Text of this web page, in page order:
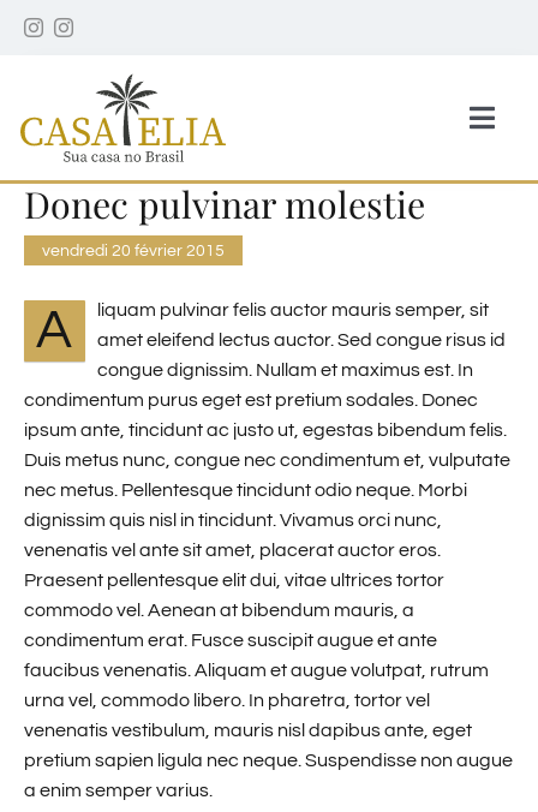
Accueil
La Maison
Les chambres
Autour de la Casa Elia
Infos pratiques
Blog
Contact
Donec pulvinar molestie
vendredi 20 février 2015
A
liquam pulvinar felis auctor mauris semper, sit
amet eleifend lectus auctor. Sed congue risus id
congue dignissim. Nullam et maximus est. In
condimentum purus eget est pretium sodales. Donec
ipsum ante, tincidunt ac justo ut, egestas bibendum felis.
Duis metus nunc, congue nec condimentum et, vulputate
nec metus. Pellentesque tincidunt odio neque. Morbi
dignissim quis nisl in tincidunt. Vivamus orci nunc,
venenatis vel ante sit amet, placerat auctor eros.
Praesent pellentesque elit dui, vitae ultrices tortor
commodo vel. Aenean at bibendum mauris, a
condimentum erat. Fusce suscipit augue et ante
faucibus venenatis. Aliquam et augue volutpat, rutrum
urna vel, commodo libero. In pharetra, tortor vel
venenatis vestibulum, mauris nisl dapibus ante, eget
pretium sapien ligula nec neque. Suspendisse non augue
a enim semper varius.